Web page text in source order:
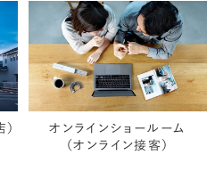
オンラインショールーム
（オンライン接客）